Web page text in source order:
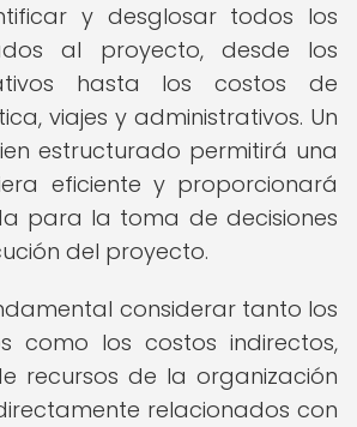
y desglosar todos los
al proyecto, desde los
hasta los costos de
viajes y administrativos. Un
estructurado permitirá una
eficiente y proporcionará
para la toma de decisiones
del proyecto.
considerar tanto los
como los costos indirectos,
recursos de la organización
relacionados con